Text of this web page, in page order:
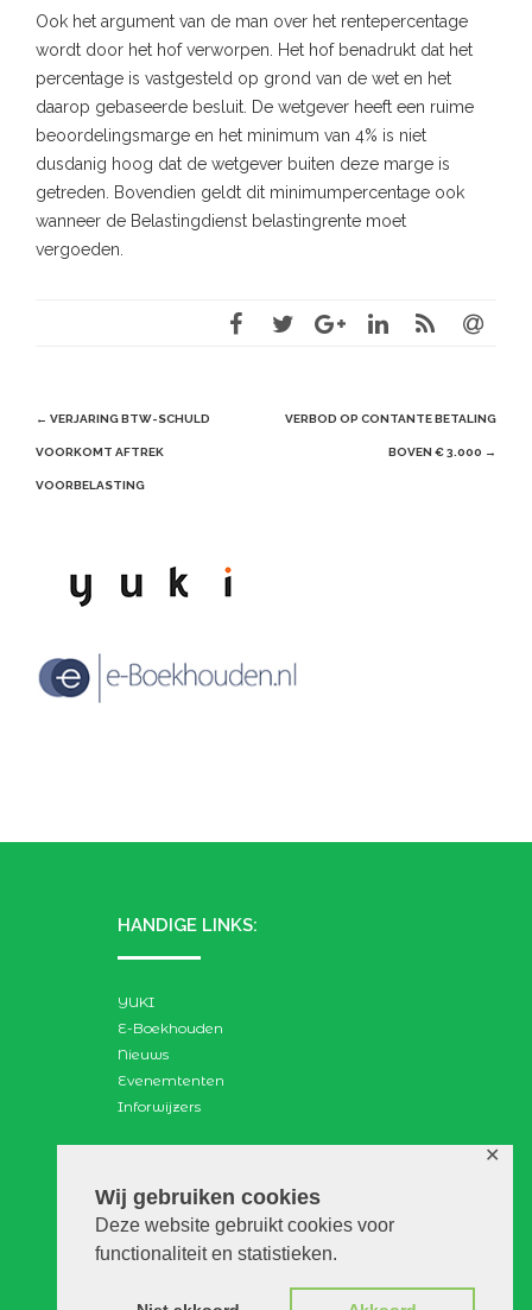
Wij gebruiken cookies
Deze website gebruikt cookies voor
functionaliteit en statistieken.
✕
Ook het argument van de man over het rentepercentage
wordt door het hof verworpen. Het hof benadrukt dat het
percentage is vastgesteld op grond van de wet en het
daarop gebaseerde besluit. De wetgever heeft een ruime
beoordelingsmarge en het minimum van 4% is niet
dusdanig hoog dat de wetgever buiten deze marge is
getreden. Bovendien geldt dit minimumpercentage ook
wanneer de Belastingdienst belastingrente moet
vergoeden.
Post
navigation
← VERJARING BTW-SCHULD
VOORKOMT AFTREK
VOORBELASTING
VERBOD OP CONTANTE BETALING
BOVEN € 3.000 →
HANDIGE LINKS:
YUKI
E-Boekhouden
Nieuws
Evenemtenten
Inforwijzers
Search